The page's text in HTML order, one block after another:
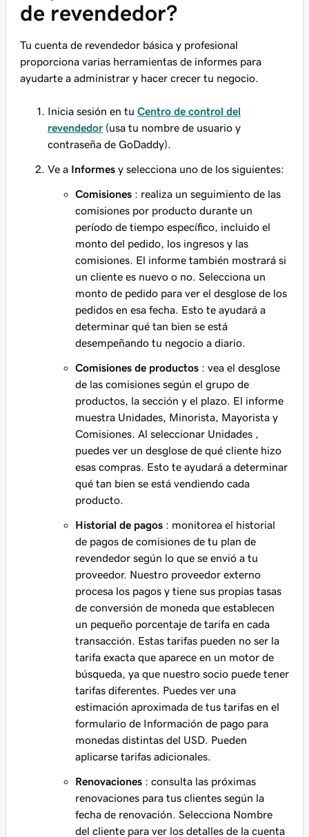
de revendedor?
Tu cuenta de revendedor básica y profesional
proporciona varias herramientas de informes para
ayudarte a administrar y hacer crecer tu negocio.
Inicia sesión en tu Centro de control del
revendedor (usa tu nombre de usuario y
contraseña de GoDaddy).
Ve a Informes y selecciona uno de los siguientes:
Comisiones : realiza un seguimiento de las
comisiones por producto durante un
período de tiempo específico, incluido el
monto del pedido, los ingresos y las
comisiones. El informe también mostrará si
un cliente es nuevo o no. Selecciona un
monto de pedido para ver el desglose de los
pedidos en esa fecha. Esto te ayudará a
determinar qué tan bien se está
desempeñando tu negocio a diario.
Comisiones de productos : vea el desglose
de las comisiones según el grupo de
productos, la sección y el plazo. El informe
muestra Unidades, Minorista, Mayorista y
Comisiones. Al seleccionar Unidades
puedes ver un desglose de qué cliente hizo
esas compras. Esto te ayudará a determinar
qué tan bien se está vendiendo cada
producto.
Historial de pagos : monitorea el historial
de pagos de comisiones de tu plan de
revendedor según lo que se envió a tu
proveedor. Nuestro proveedor externo
procesa los pagos y tiene sus propias tasas
de conversión de moneda que establecen
un pequeño porcentaje de tarifa en cada
transacción. Estas tarifas pueden no ser la
tarifa exacta que aparece en un motor de
búsqueda, ya que nuestro socio puede tener
tarifas diferentes. Puedes ver una
estimación aproximada de tus tarifas en el
formulario de Información de pago para
monedas distintas del USD. Pueden
aplicarse tarifas adicionales.
Renovaciones : consulta las próximas
renovaciones para tus clientes según la
fecha de renovación. Selecciona Nombre
del cliente para ver los detalles de la cuenta